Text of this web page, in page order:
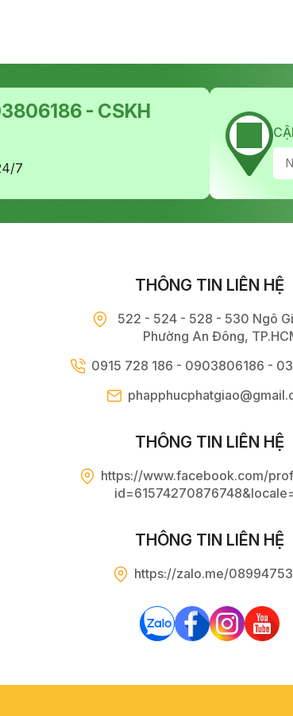
- CSKH
7
THÔNG TIN LIÊN HỆ
522 - 524 - 528 - 530 Ngô
Phường An Đông,
0915 728 186 - 0903806186 -
THÔNG TIN LIÊN HỆ
https://www.facebook.com/
THÔNG TIN LIÊN HỆ
https://zalo.me/